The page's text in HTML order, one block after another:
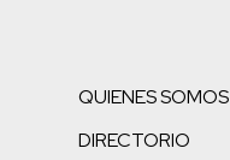
QUIENES SOMOS
DIRECTORIO